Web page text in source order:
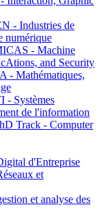
- Industries de
numérique
- Machine
and Security
- Mathématiques,
- Systèmes
de l'information
Track - Computer
d'Entreprise
et
et analyse des